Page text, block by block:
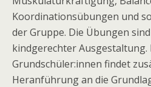
Koordinationsübungen und
der Gruppe. Die Übungen
kindgerechter Ausgestaltung.
Grundschüler:innen findet
Heranführung an die